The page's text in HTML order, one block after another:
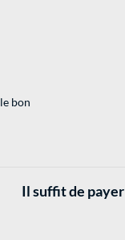
bon
Il suffit de payer